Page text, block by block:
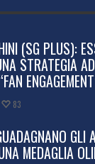
(SG PLUS):
STRATEGIA
83
GLI
MEDAGLIA